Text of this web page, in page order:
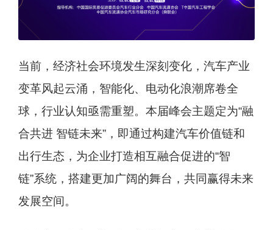
当前，经济社会环境发生深刻变化，汽车产业
变革风起云涌，智能化、电动化浪潮席卷全
球，行业认知亟需重塑。本届峰会主题定为“融
合共进 智链未来”，即通过构建汽车价值链和
出行生态，为企业打造相互融合促进的“智
链”系统，搭建更加广阔的舞台，共同赢得未来
发展空间。